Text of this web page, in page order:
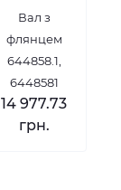
Вал з
флянцем
644858.1,
6448581
14 977.73
грн.